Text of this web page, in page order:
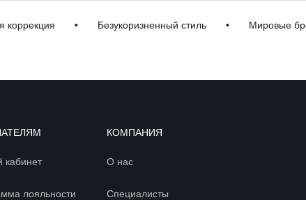
• Безукоризненный стиль • Мировые бренды
кабинет
лояльности
КОМПАНИЯ
О нас
Специалисты